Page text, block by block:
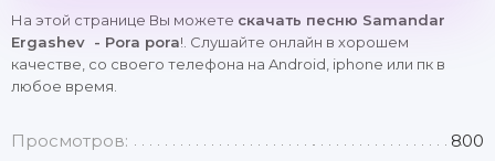
На этой странице Вы можете скачать песню Samandar
Ergashev - Pora pora!. Слушайте онлайн в хорошем
качестве, со своего телефона на Android, iphone или пк в
любое время.
Просмотров: 800